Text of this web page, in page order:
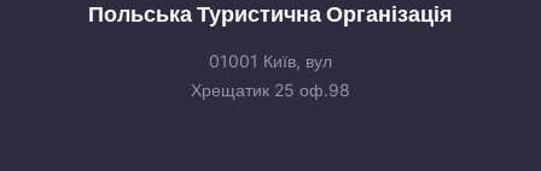
Польська Туристична Організація
01001 Київ, вул
Хрещатик 25 оф.98